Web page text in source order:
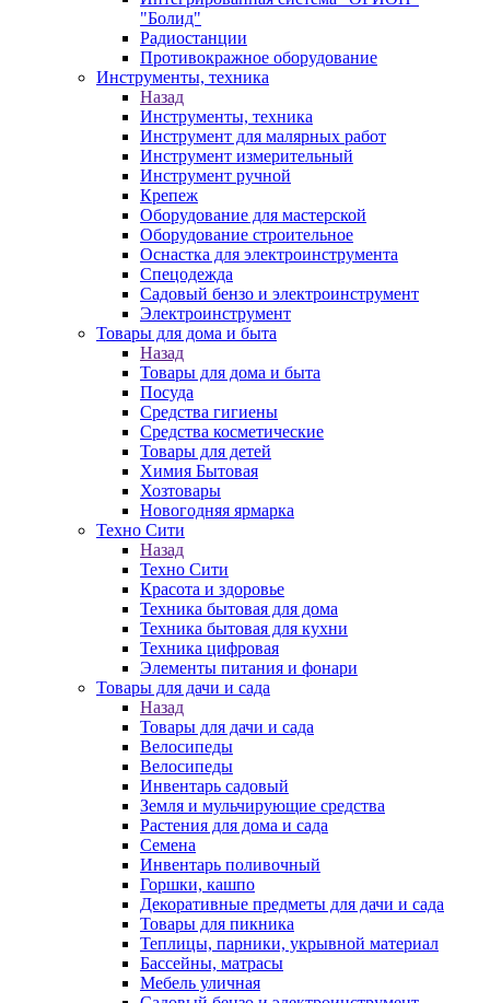
"Болид"
Радиостанции
Противокражное оборудование
Инструменты, техника
Назад
Инструменты, техника
Инструмент для малярных работ
Инструмент измерительный
Инструмент ручной
Крепеж
Оборудование для мастерской
Оборудование строительное
Оснастка для электроинструмента
Спецодежда
Садовый бензо и электроинструмент
Электроинструмент
Товары для дома и быта
Назад
Товары для дома и быта
Посуда
Средства гигиены
Средства косметические
Товары для детей
Химия Бытовая
Хозтовары
Новогодняя ярмарка
Техно Сити
Назад
Техно Сити
Красота и здоровье
Техника бытовая для дома
Техника бытовая для кухни
Техника цифровая
Элементы питания и фонари
Товары для дачи и сада
Назад
Товары для дачи и сада
Велосипеды
Велосипеды
Инвентарь садовый
Земля и мульчирующие средства
Растения для дома и сада
Семена
Инвентарь поливочный
Горшки, кашпо
Декоративные предметы для дачи и сада
Товары для пикника
Теплицы, парники, укрывной материал
Бассейны, матрасы
Мебель уличная